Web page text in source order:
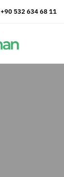
+90 532 634 68 11